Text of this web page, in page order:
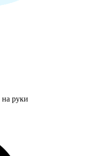
на руки